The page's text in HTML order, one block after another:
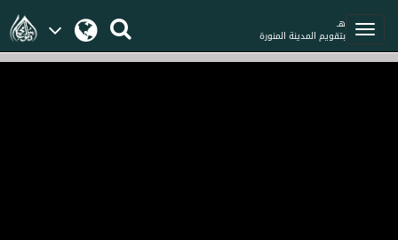
هـ
بتقويم المدينة المنورة